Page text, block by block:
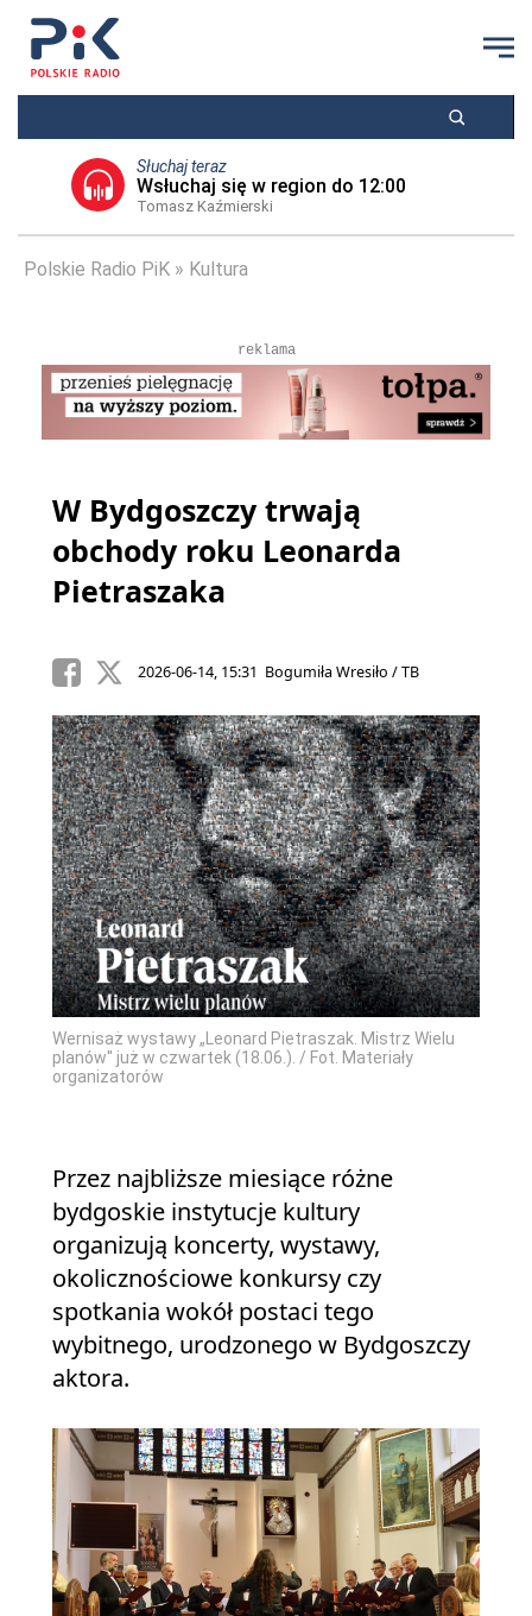
Słuchaj teraz
Wsłuchaj się w region do 12:00
Tomasz Kaźmierski
Polskie Radio PiK Kultura
reklama
W Bydgoszczy trwają
obchody roku Leonarda
Pietraszaka
2026-06-14, 15:31 Bogumiła Wresiło / TB
Wernisaż wystawy „Leonard Pietraszak. Mistrz Wielu
planów'' już w czwartek (18.06.). / Fot. Materiały
organizatorów
Przez najbliższe miesiące różne
bydgoskie instytucje kultury
organizują koncerty, wystawy,
okolicznościowe konkursy czy
spotkania wokół postaci tego
wybitnego, urodzonego w Bydgoszczy
aktora.